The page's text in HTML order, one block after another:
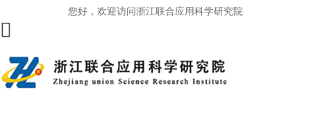
您好，欢迎访问浙江联合应用科学研究院